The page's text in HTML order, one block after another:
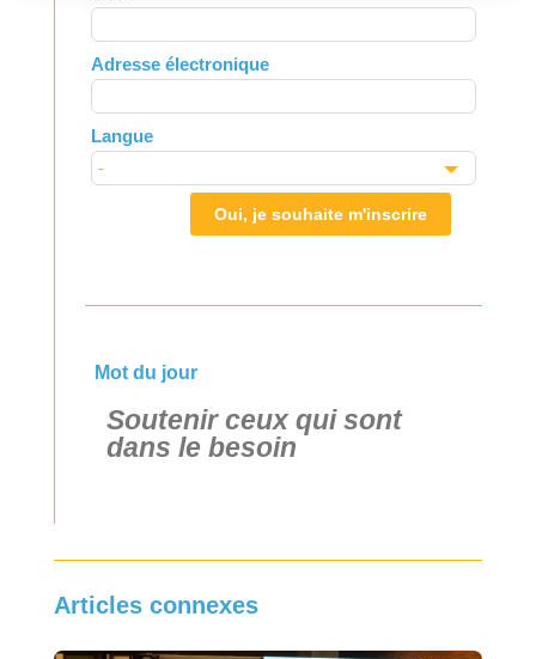
this
field
blank
Adresse électronique
Langue
Oui, je souhaite m'inscrire
Mot du jour
Soutenir ceux qui sont
dans le besoin
Articles connexes